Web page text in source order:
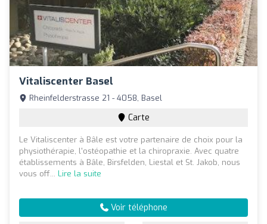
Vitaliscenter Basel
Rheinfelderstrasse 21 - 4058, Basel
Carte
Le Vitaliscenter à Bâle est votre partenaire de choix pour la
physiothérapie, l'ostéopathie et la chiropraxie. Avec quatre
établissements à Bâle, Birsfelden, Liestal et St. Jakob, nous
vous off... Lire la suite
Voir téléphone